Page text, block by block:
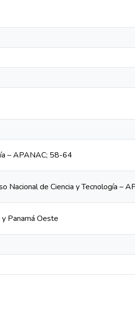
– APANAC; 58-64
Nacional de Ciencia y Tecnología –
Panamá Oeste